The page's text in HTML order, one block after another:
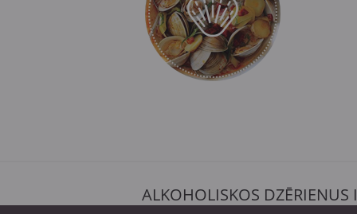
ALKOHOLISKOS